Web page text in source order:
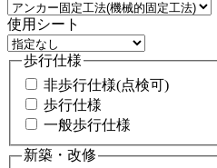
使用シート
歩行仕様
非歩行仕様(点検可)
歩行仕様
一般歩行仕様
新築・改修